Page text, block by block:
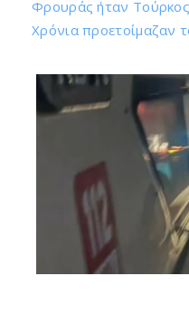
Φρουράς ήταν
Χρόνια προετοίμαζαν